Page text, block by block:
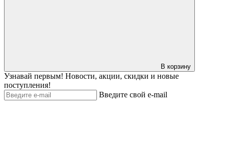
В корзину
Узнавай первым! Новости, акции, скидки и новые
поступления!
Введите свой e-mail